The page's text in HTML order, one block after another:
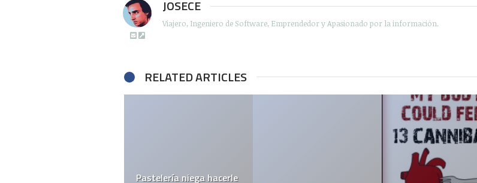
JOSECE
Viajero, Ingeniero de Software, Emprendedor y Apasionado por la información.
RELATED ARTICLES
Pastelería niega hacerle